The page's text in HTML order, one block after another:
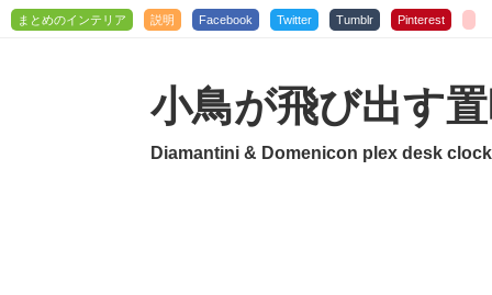
まとめのインテリア 説明 Facebook Twitter Tumblr Pinterest
小鳥が飛び出す
Diamantini & Domenicon plex desk clock